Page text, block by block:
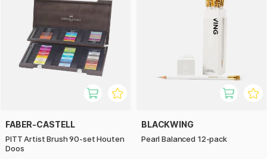
FABER-CASTELL
PITT Artist Brush 90-set Houten
Doos
BLACKWING
Pearl Balanced 12-pack